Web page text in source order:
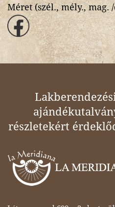
Méret (szél., mély., mag.
részletekért